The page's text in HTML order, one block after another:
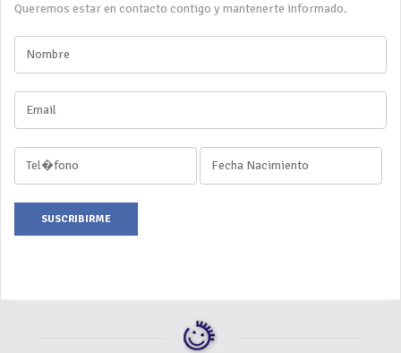
Queremos estar en contacto contigo y mantenerte informado.
SUSCRIBIRME